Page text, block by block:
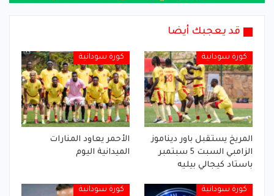
قد يعجبك أيضا
كورة سودانية
المريخ يستقبل باور ديناموز
الزامبي السبت 5 سبتمبر
باستاد كيجالي بيليه
كورة سودانية
الأحمر يعاود المنارات
الميدانية اليوم
كورة سودانية كورة سودانية